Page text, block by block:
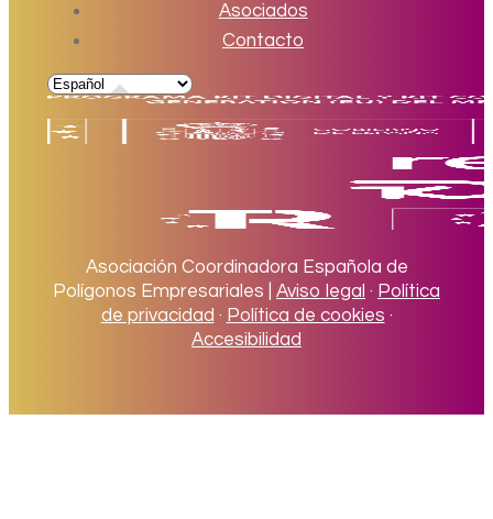
Asociados
Contacto
Asociación Coordinadora Española de
Polígonos Empresariales | Aviso legal · Política
de privacidad · Política de cookies ·
Accesibilidad